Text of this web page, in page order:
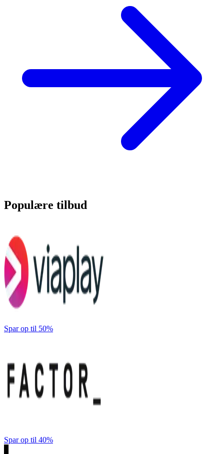
Populære tilbud
Spar op til 50%
Spar op til 40%